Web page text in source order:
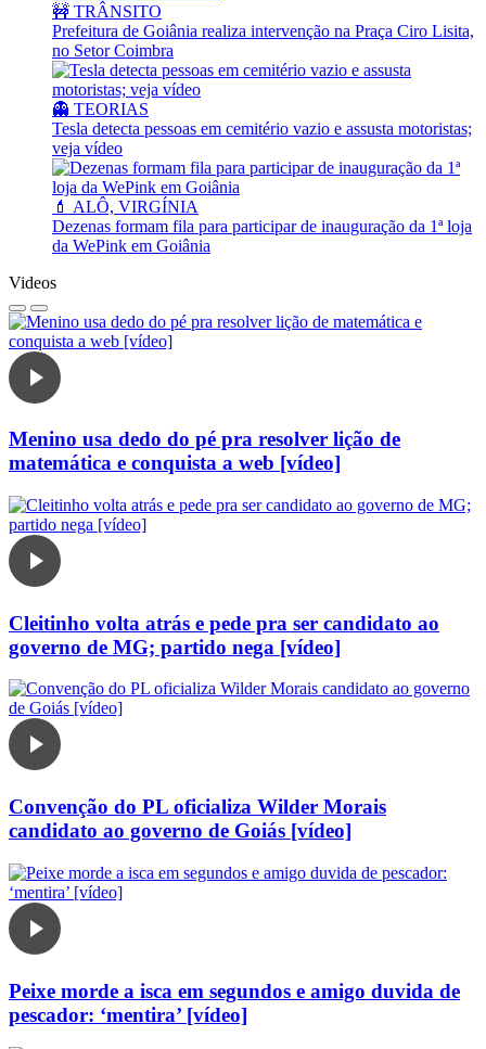
🚧 TRÂNSITO
Prefeitura de Goiânia realiza intervenção na Praça Ciro Lisita,
no Setor Coimbra
👻 TEORIAS
Tesla detecta pessoas em cemitério vazio e assusta motoristas;
veja vídeo
💄 ALÔ, VIRGÍNIA
Dezenas formam fila para participar de inauguração da 1ª loja
da WePink em Goiânia
Videos
Menino usa dedo do pé pra resolver lição de
matemática e conquista a web [vídeo]
Cleitinho volta atrás e pede pra ser candidato ao
governo de MG; partido nega [vídeo]
Convenção do PL oficializa Wilder Morais
candidato ao governo de Goiás [vídeo]
Peixe morde a isca em segundos e amigo duvida de
pescador: ‘mentira’ [vídeo]